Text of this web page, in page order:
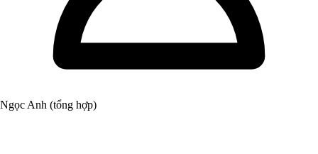
Ngọc Anh (tổng hợp)